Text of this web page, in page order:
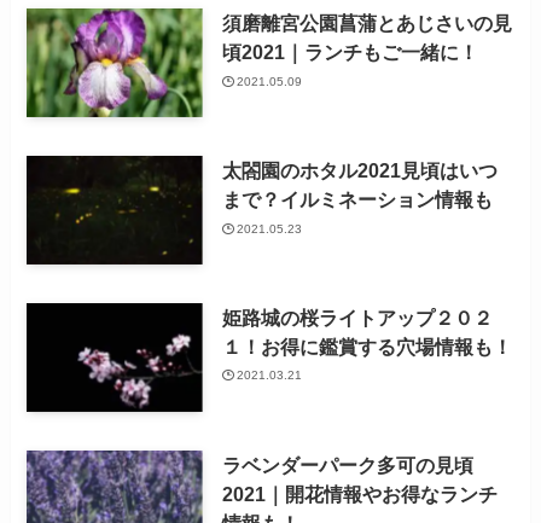
須磨離宮公園菖蒲とあじさいの見
頃2021｜ランチもご一緒に！
2021.05.09
太閤園のホタル2021見頃はいつ
まで？イルミネーション情報も
2021.05.23
姫路城の桜ライトアップ２０２
１！お得に鑑賞する穴場情報も！
2021.03.21
ラベンダーパーク多可の見頃
2021｜開花情報やお得なランチ